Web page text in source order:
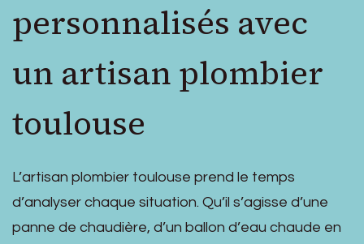
personnalisés avec
un artisan plombier
toulouse
L’artisan plombier toulouse prend le temps
d’analyser chaque situation. Qu’il s’agisse d’une
panne de chaudière, d’un ballon d’eau chaude en